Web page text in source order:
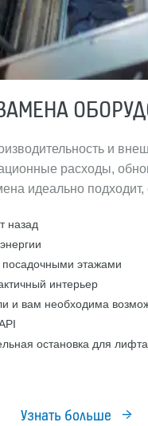
и
расходы,
идеально
назад
посадочными этажами
интерьер
и вам необходима
остановка для
Узнать больше